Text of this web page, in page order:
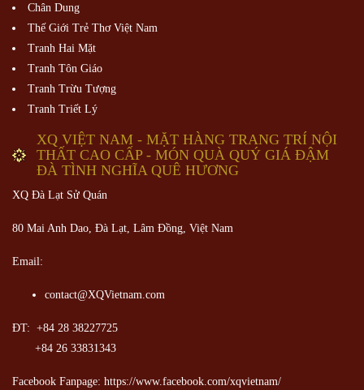
Chân Dung
Thế Giới Trẻ Thơ Việt Nam
Tranh Hai Mặt
Tranh Tôn Giáo
Tranh Trừu Tượng
Tranh Triết Lý
XQ VIỆT NAM - MẶT HÀNG TRANG TRÍ NỘI
THẤT CAO CẤP - MÓN QUÀ QUÝ GIÁ ĐẬM
ĐÀ TÌNH NGHĨA QUÊ HƯƠNG
XQ Đà Lạt Sử Quán
80 Mai Anh Dao, Đà Lạt, Lâm Đồng, Việt Nam
Email:
contact@XQVietnam.com
ĐT: +84 28 38227725
+84 26 33831343
Facebook Fanpage: https://www.facebook.com/xqvietnam/